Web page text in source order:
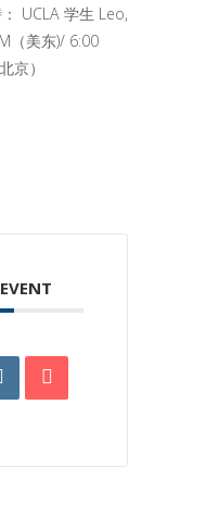
UCLA 学生 Leo,
（美东)/ 6:00
京）